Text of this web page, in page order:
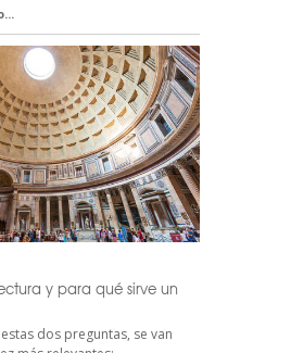
y para qué sirve un
dos preguntas, se van